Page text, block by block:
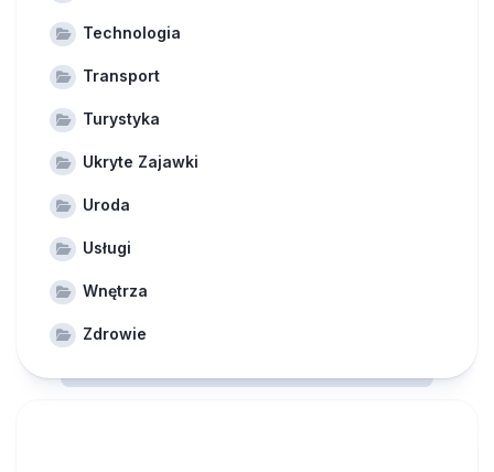
Technologia
Transport
Turystyka
Ukryte Zajawki
Uroda
Usługi
Wnętrza
Zdrowie